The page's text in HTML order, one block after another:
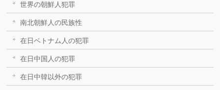
世界の朝鮮人犯罪
南北朝鮮人の民族性
在日ベトナム人の犯罪
在日中国人の犯罪
在日中韓以外の犯罪